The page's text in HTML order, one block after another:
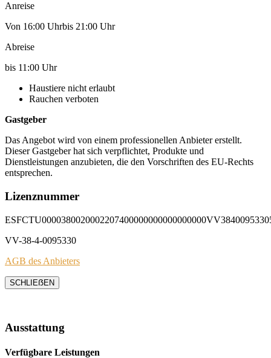
Anreise
Von 16:00 Uhrbis 21:00 Uhr
Abreise
bis 11:00 Uhr
Haustiere nicht erlaubt
Rauchen verboten
Gastgeber
Das Angebot wird von einem professionellen Anbieter erstellt.
Dieser Gastgeber hat sich verpflichtet, Produkte und
Dienstleistungen anzubieten, die den Vorschriften des EU-Rechts
entsprechen.
Lizenznummer
VV-38-4-0095330
AGB des Anbieters
SCHLIEẞEN
Ausstattung
Verfügbare Leistungen